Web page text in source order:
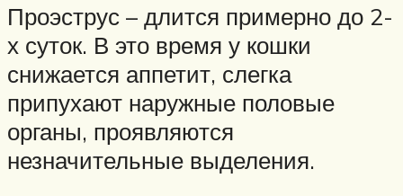
Проэструс – длится примерно до 2-
х суток. В это время у кошки
снижается аппетит, слегка
припухают наружные половые
органы, проявляются
незначительные выделения.